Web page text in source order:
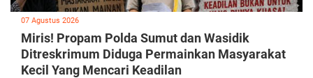
07 Agustus 2026
Miris! Propam Polda Sumut dan Wasidik
Ditreskrimum Diduga Permainkan Masyarakat
Kecil Yang Mencari Keadilan